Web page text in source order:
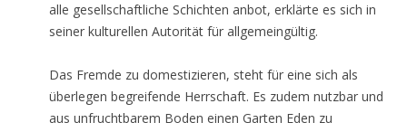
alle gesellschaftliche Schichten anbot, erklärte es sich in
seiner kulturellen Autorität für allgemeingültig.
Das Fremde zu domestizieren, steht für eine sich als
überlegen begreifende Herrschaft. Es zudem nutzbar und
aus unfruchtbarem Boden einen Garten Eden zu